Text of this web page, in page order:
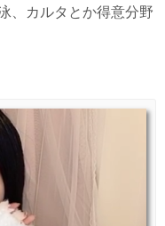
、カルタとか得意分野